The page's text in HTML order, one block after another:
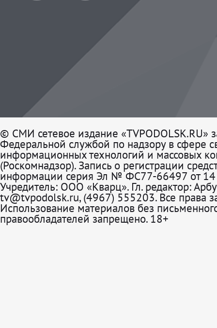
© СМИ сетевое издание «TVPODOLSK.RU»
Федеральной службой по надзору в сфере
информационных технологий и массовых
(Роскомнадзор). Запись о регистрации
информации серия Эл № ФС77-66497 от 14
Учредитель: ООО «Кварц». Гл. редактор:
tv@tvpodolsk.ru, (4967) 555203. Все права
Использование материалов без
правообладателей запрещено. 18+